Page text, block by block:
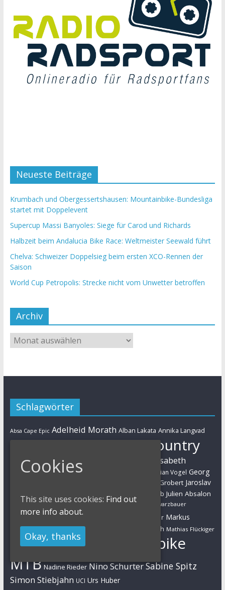
Neueste Beiträge
Krumbach und Obergessertshausen: Mountainbike-Bundesliga
startet mit Doppelevent
Supercup Massi Banyoles: Siege für Carod und Richards
Halbzeit beim Andalucia Bike Race: Weltmeister Seewald führt
Chelva: Schweizer Doppelsieg beim ersten XCO-Rennen der
Saison
World Cup Petropolis: Strecke nicht vom Unwetter betroffen
Archiv
Schlagwörter
Absa Cape Epic Adelheid Morath Alban Lakata Annika Langvad
Cross-Country
Cyclo-Cross Daniel Geismayr
Elisabeth
Brandau Esther Süss Eva Lechner Florian Vogel Georg
Helen Grobert Jaroslav
Julian Schelb Julien Absalon
Karl Platt Kathrin Stirnemann Kristian Hynek Luca Schwarzbauer
Manuel FumicMarathon Markus Bauer Markus
Kaufmann Markus Schulte-Lünzum Martin Gluth Mathias Flückiger
Max Brandl Moritz Milatz
Mountainbike
MTB Nadine Rieder Nino SchurterSabine Spitz
Simon Stiebjahn UCI Urs Huber
Cookies
This site uses cookies: Find out
more info about.
Okay, thanks